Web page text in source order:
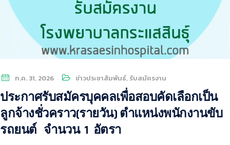
ก.ค. 31, 2026 ข่าวประชาสัมพันธ์, รับสมัครงาน
ประกาศรับสมัครบุคคลเพื่อสอบคัดเลือกเป็น
ลูกจ้างชั่วคราว(รายวัน) ตำแหน่งพนักงานขับ
รถยนต์ จำนวน 1 อัตรา